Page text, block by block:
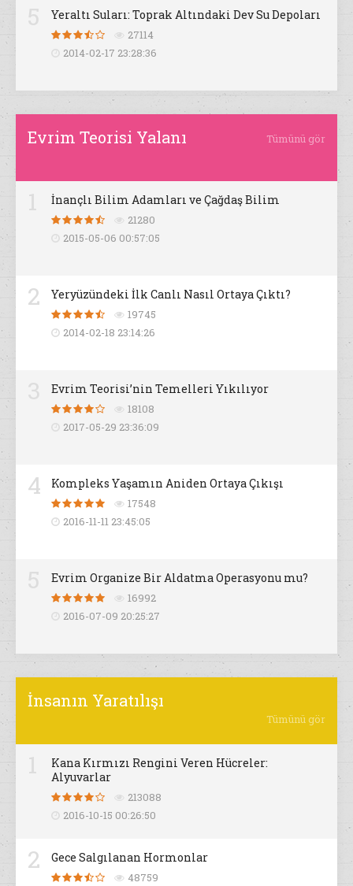
Yeraltı Suları: Toprak Altındaki Dev Su Depoları
27114
2014-02-17 23:28:36
Evrim Teorisi Yalanı Tümünü gör
İnançlı Bilim Adamları ve Çağdaş Bilim
21280
2015-05-06 00:57:05
2 Yeryüzündeki İlk Canlı Nasıl Ortaya Çıktı?
19745
2014-02-18 23:14:26
Evrim Teorisi’nin Temelleri Yıkılıyor
18108
2017-05-29 23:36:09
4 Kompleks Yaşamın Aniden Ortaya Çıkışı
17548
2016-11-11 23:45:05
Evrim Organize Bir Aldatma Operasyonu mu?
16992
2016-07-09 20:25:27
İnsanın Yaratılışı
Tümünü gör
Kana Kırmızı Rengini Veren Hücreler:
Alyuvarlar
213088
2016-10-15 00:26:50
2 Gece Salgılanan Hormonlar
48759